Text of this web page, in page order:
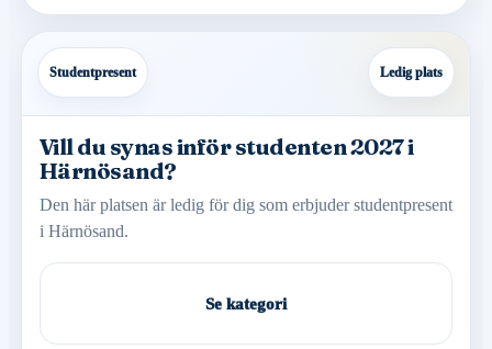
Studentpresent Ledig plats
Vill du synas inför studenten 2027 i
Härnösand?
Den här platsen är ledig för dig som erbjuder studentpresent
i Härnösand.
Se kategori